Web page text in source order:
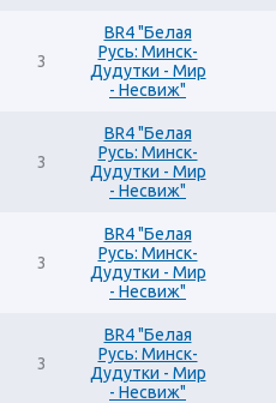
3
BR4 "Белая
Русь: Минск-
Дудутки - Мир
- Несвиж"
3
BR4 "Белая
Русь: Минск-
Дудутки - Мир
- Несвиж"
3
BR4 "Белая
Русь: Минск-
Дудутки - Мир
- Несвиж"
3
BR4 "Белая
Русь: Минск-
Дудутки - Мир
- Несвиж"